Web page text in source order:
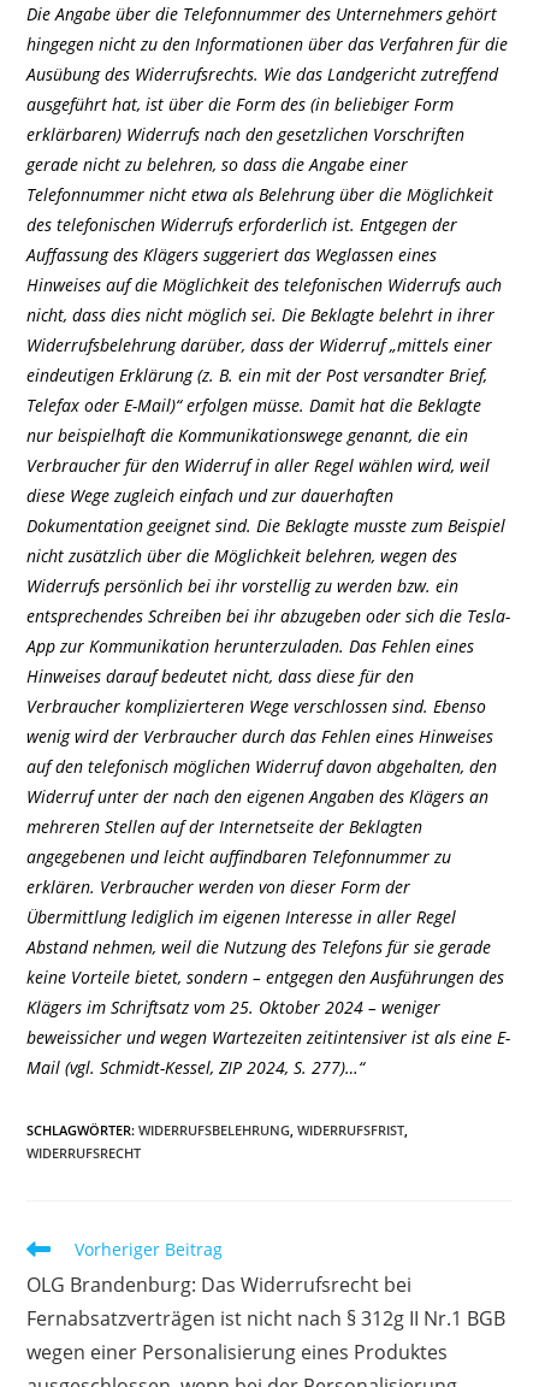
Die Angabe über die Telefonnummer des Unternehmers gehört
hingegen nicht zu den Informationen über das Verfahren für die
Ausübung des Widerrufsrechts. Wie das Landgericht zutreffend
ausgeführt hat, ist über die Form des (in beliebiger Form
erklärbaren) Widerrufs nach den gesetzlichen Vorschriften
gerade nicht zu belehren, so dass die Angabe einer
Telefonnummer nicht etwa als Belehrung über die Möglichkeit
des telefonischen Widerrufs erforderlich ist. Entgegen der
Auffassung des Klägers suggeriert das Weglassen eines
Hinweises auf die Möglichkeit des telefonischen Widerrufs auch
nicht, dass dies nicht möglich sei. Die Beklagte belehrt in ihrer
Widerrufsbelehrung darüber, dass der Widerruf „mittels einer
eindeutigen Erklärung (z. B. ein mit der Post versandter Brief,
Telefax oder E-Mail)“ erfolgen müsse. Damit hat die Beklagte
nur beispielhaft die Kommunikationswege genannt, die ein
Verbraucher für den Widerruf in aller Regel wählen wird, weil
diese Wege zugleich einfach und zur dauerhaften
Dokumentation geeignet sind. Die Beklagte musste zum Beispiel
nicht zusätzlich über die Möglichkeit belehren, wegen des
Widerrufs persönlich bei ihr vorstellig zu werden bzw. ein
entsprechendes Schreiben bei ihr abzugeben oder sich die Tesla-
App zur Kommunikation herunterzuladen. Das Fehlen eines
Hinweises darauf bedeutet nicht, dass diese für den
Verbraucher komplizierteren Wege verschlossen sind. Ebenso
wenig wird der Verbraucher durch das Fehlen eines Hinweises
auf den telefonisch möglichen Widerruf davon abgehalten, den
Widerruf unter der nach den eigenen Angaben des Klägers an
mehreren Stellen auf der Internetseite der Beklagten
angegebenen und leicht auffindbaren Telefonnummer zu
erklären. Verbraucher werden von dieser Form der
Übermittlung lediglich im eigenen Interesse in aller Regel
Abstand nehmen, weil die Nutzung des Telefons für sie gerade
keine Vorteile bietet, sondern – entgegen den Ausführungen des
Klägers im Schriftsatz vom 25. Oktober 2024 – weniger
beweissicher und wegen Wartezeiten zeitintensiver ist als eine E-
Mail (vgl. Schmidt-Kessel, ZIP 2024, S. 277)…“
SCHLAGWÖRTER:WIDERRUFSBELEHRUNG WIDERRUFSFRIST
WIDERRUFSRECHT
Weitere
ansehen
Vorheriger Beitrag
OLG Brandenburg: Das Widerrufsrecht bei
Fernabsatzverträgen ist nicht nach § 312g II Nr.1 BGB
wegen einer Personalisierung eines Produktes